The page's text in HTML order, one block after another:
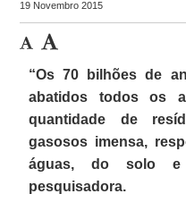
19 Novembro 2015
“Os 70 bilhões de
abatidos todos os
quantidade de
gasosos imensa,
águas, do solo e
pesquisadora.